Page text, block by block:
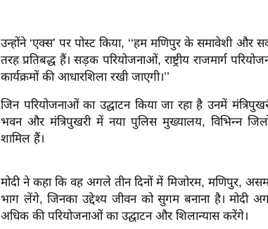
उन्होंने ‘एक्स’ पर पोस्ट किया, ‘‘हम मणिपुर के समावेशी और
तरह प्रतिबद्ध हैं। सड़क परियोजनाओं, राष्ट्रीय राजमार्ग
कार्यक्रमों की आधारशिला रखी जाएगी।’’
जिन परियोजनाओं का उद्घाटन किया जा रहा है उनमें
भवन और मंत्रिपुखरी में नया पुलिस मुख्यालय, विभिन्न
शामिल हैं।
मोदी ने कहा कि वह अगले तीन दिनों में मिजोरम, मणिपुर,
भाग लेंगे, जिनका उद्देश्य जीवन को सुगम बनाना है। मोदी
अधिक की परियोजनाओं का उद्घाटन और शिलान्यास करेंगे।